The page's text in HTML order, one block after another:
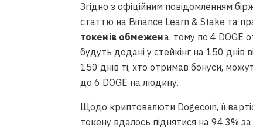
Згідно з офіційним повідомленням
статтю на Binance Learn & Stake та
токенів обмежена, тому по 4 DOGE
будуть додані у стейкінг на 150 днів
150 днів ті, хто отримав бонуси,
до 6 DOGE на людину.
Щодо криптовалюти Dogecoin, її
токену вдалось піднятися на 94.3%